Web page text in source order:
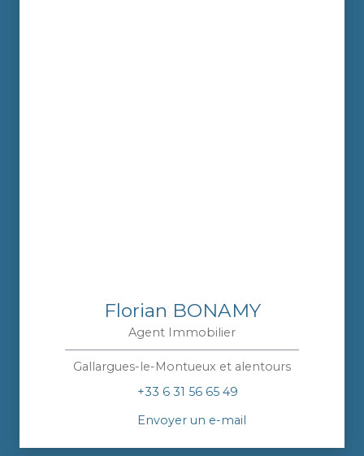
Florian BONAMY
Agent Immobilier
Gallargues-le-Montueux et alentours
+33 6 31 56 65 49
Envoyer un e-mail